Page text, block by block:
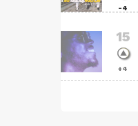
-4
15
+4